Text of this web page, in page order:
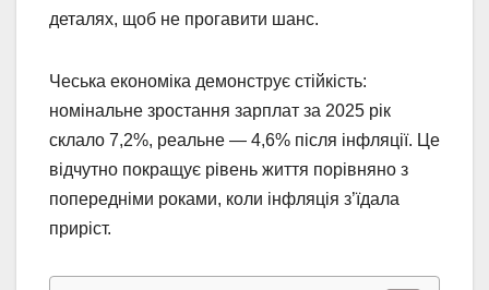
деталях, щоб не прогавити шанс.
Чеська економіка демонструє стійкість:
номінальне зростання зарплат за 2025 рік
склало 7,2%, реальне — 4,6% після інфляції. Це
відчутно покращує рівень життя порівняно з
попередніми роками, коли інфляція з’їдала
приріст.